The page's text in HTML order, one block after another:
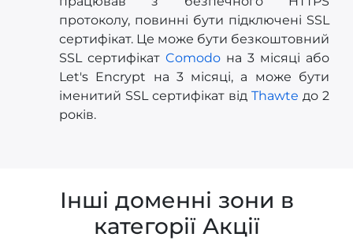
протоколу, повинні бути підключені SSL
сертифікат. Це може бути безкоштовний
SSL сертифікат Comodo на 3 місяці або
Let's Encrypt на 3 місяці, а може бути
іменитий SSL сертифікат від Thawte до 2
років.
Інші доменні зони в
категорії Акції